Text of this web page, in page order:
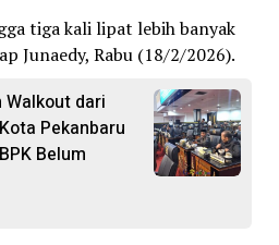
tiga kali lipat lebih banyak
Junaedy, Rabu (18/2/2026).
Walkout dari
Pekanbaru
Belum